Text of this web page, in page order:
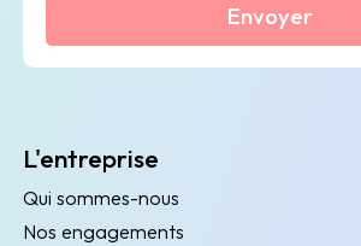
Envoyer
L'entreprise
Qui sommes-nous
Nos engagements